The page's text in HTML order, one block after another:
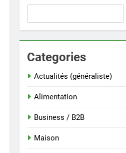
Categories
Actualités (généraliste)
Alimentation
Business / B2B
Maison